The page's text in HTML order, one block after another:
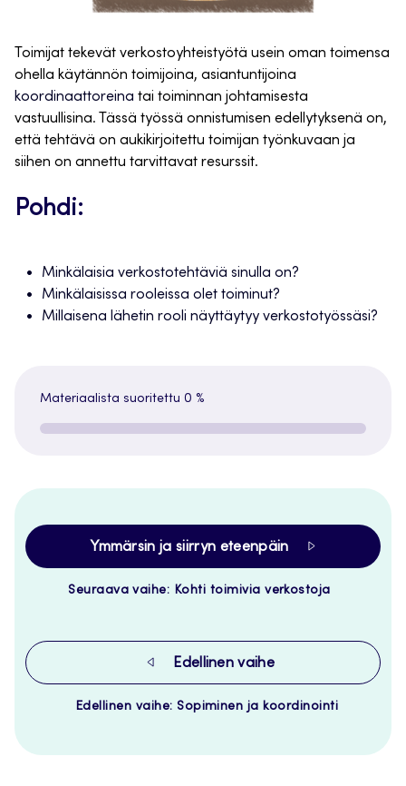
Toimijat tekevät verkostoyhteistyötä usein oman toimensa
ohella käytännön toimijoina, asiantuntijoina
koordinaattoreina tai toiminnan johtamisesta
vastuullisina. Tässä työssä onnistumisen edellytyksenä on,
että tehtävä on aukikirjoitettu toimijan työnkuvaan ja
siihen on annettu tarvittavat resurssit.
Pohdi:
Minkälaisia verkostotehtäviä sinulla on?
Minkälaisissa rooleissa olet toiminut?
Millaisena lähetin rooli näyttäytyy verkostotyössäsi?
Materiaalista suoritettu 0 %
Ymmärsin ja siirryn eteenpäin
Seuraava vaihe: Kohti toimivia verkostoja
Edellinen vaihe
Edellinen vaihe: Sopiminen ja koordinointi